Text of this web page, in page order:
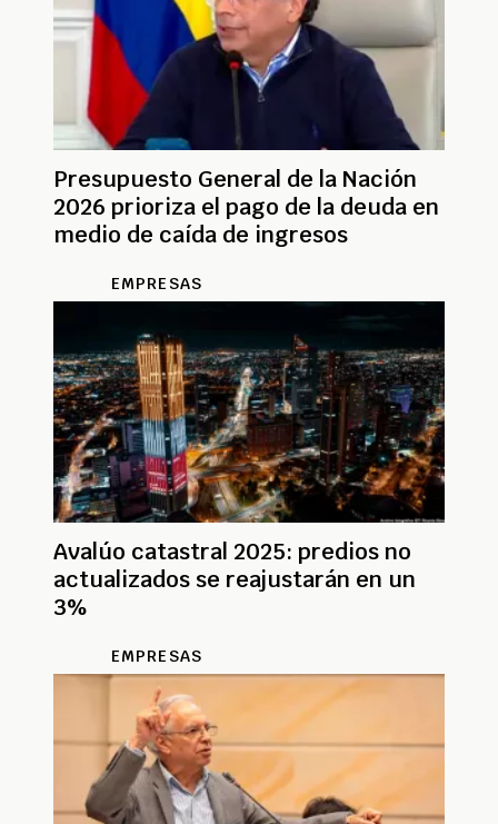
Presupuesto General de la Nación
2026 prioriza el pago de la deuda en
medio de caída de ingresos
EMPRESAS
Avalúo catastral 2025: predios no
actualizados se reajustarán en un
3%
EMPRESAS